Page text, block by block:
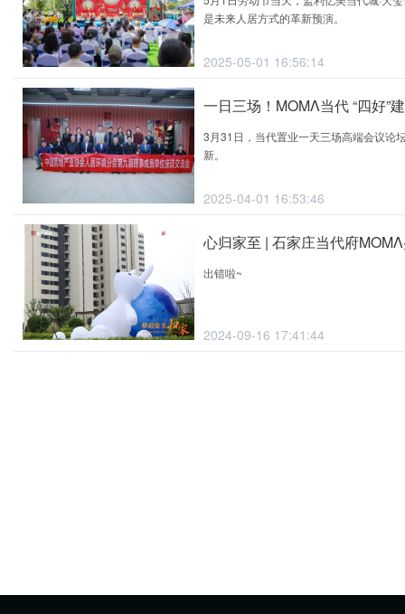
是未来人居方式的革新预演。
2025-05-01 16:56:14
一日三场！MOMΛ当代 “四好”
3月31日，当代置业一天三场高端会议论
新。
2025-04-01 16:53:46
心归家至 | 石家庄当代府
出错啦~
2024-09-16 17:41:44